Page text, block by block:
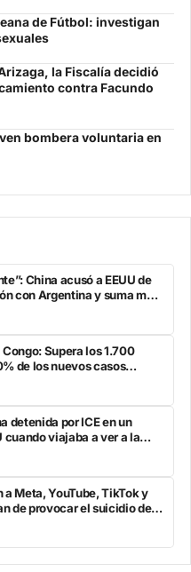
de Fútbol: investigan
la Fiscalía decidió
contra Facundo
bombera voluntaria en
China acusó a EEUU de
con Argentina y suma mas
Supera los 1.700
de los nuevos casos
detenida por ICE en un
cuando viajaba a ver a la
a Meta, YouTube, TikTok y
de provocar el suicidio de